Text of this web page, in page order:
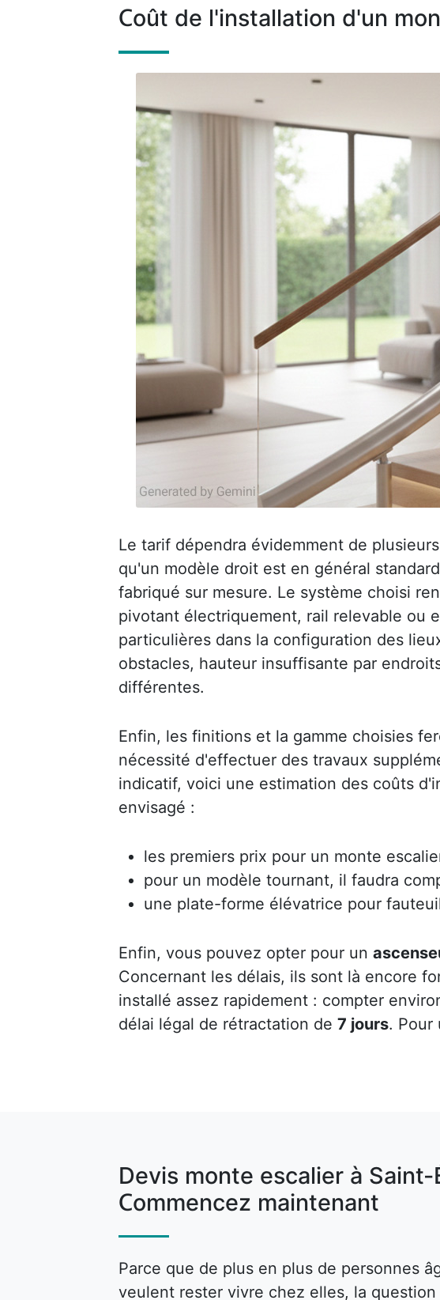
Coût de l'installation d'un
Le tarif dépendra évidemment de
qu'un modèle droit est en général
fabriqué sur mesure. Le système choisi
pivotant électriquement, rail relevable ou
particulières dans la configuration des
obstacles, hauteur insuffisante par
différentes.
Enfin, les finitions et la gamme choisies
nécessité d'effectuer des travaux
indicatif, voici une estimation des coûts
envisagé :
les premiers prix pour un monte
pour un modèle tournant, il faudra
une plate-forme élévatrice pour
Enfin, vous pouvez opter pour un
Concernant les délais, ils sont là encore
installé assez rapidement : compter
délai légal de rétractation de 7 jours. Pour
Devis monte escalier à
Commencez maintenant
Parce que de plus en plus de personnes
veulent rester vivre chez elles, la